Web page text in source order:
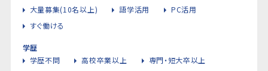
大量募集(10名以上)
語学活用
PC活用
すぐ働ける
学歴
学歴不問
高校卒業以上
専門・短大卒以上